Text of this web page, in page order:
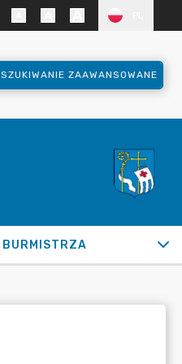
ZAAWANSOWANE